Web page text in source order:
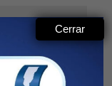
Cerrar